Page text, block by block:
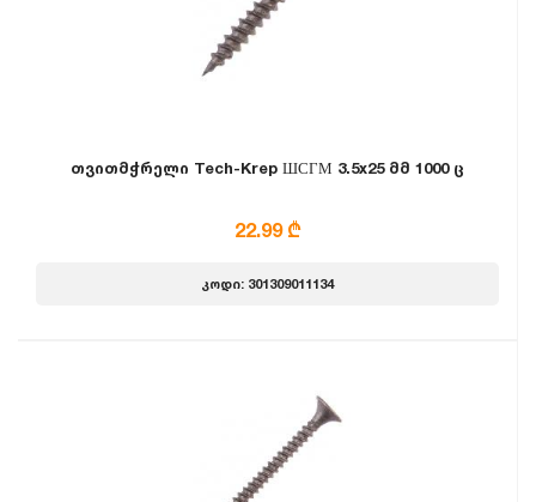
თვითმჭრელი Tech-Krep ШСГМ 3.5x25 მმ 1000 ც
22.99 ₾
კოდი: 301309011134